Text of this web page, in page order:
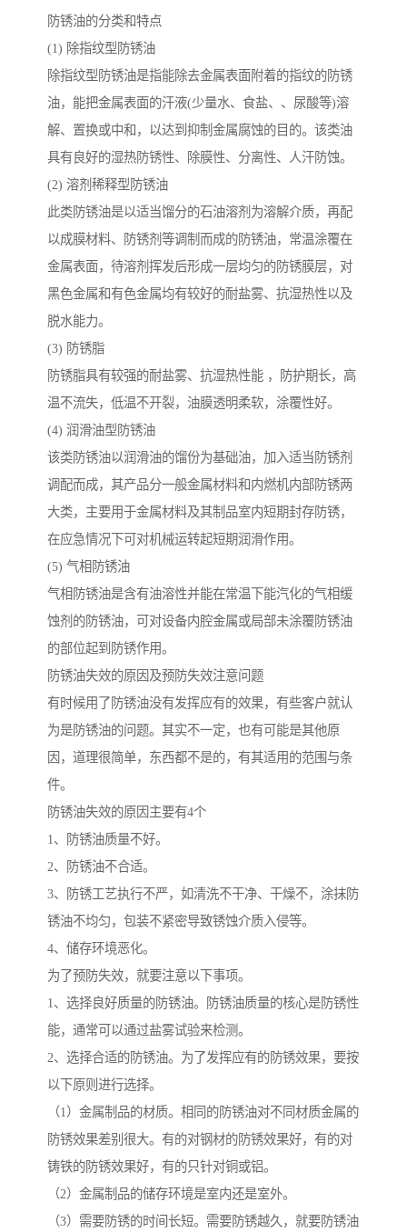
防锈油的分类和特点
(1) 除指纹型防锈油
除指纹型防锈油是指能除去金属表面附着的指纹的防锈
油，能把金属表面的汗液(少量水、食盐、、尿酸等)溶
解、置换或中和，以达到抑制金属腐蚀的目的。该类油
具有良好的湿热防锈性、除膜性、分离性、人汗防蚀。
(2) 溶剂稀释型防锈油
此类防锈油是以适当馏分的石油溶剂为溶解介质，再配
以成膜材料、防锈剂等调制而成的防锈油，常温涂覆在
金属表面，待溶剂挥发后形成一层均匀的防锈膜层，对
黑色金属和有色金属均有较好的耐盐雾、抗湿热性以及
脱水能力。
(3) 防锈脂
防锈脂具有较强的耐盐雾、抗湿热性能 ，防护期长，高
温不流失，低温不开裂，油膜透明柔软，涂覆性好。
(4) 润滑油型防锈油
该类防锈油以润滑油的馏份为基础油，加入适当防锈剂
调配而成，其产品分一般金属材料和内燃机内部防锈两
大类，主要用于金属材料及其制品室内短期封存防锈，
在应急情况下可对机械运转起短期润滑作用。
(5) 气相防锈油
气相防锈油是含有油溶性并能在常温下能汽化的气相缓
蚀剂的防锈油，可对设备内腔金属或局部未涂覆防锈油
的部位起到防锈作用。
防锈油失效的原因及预防失效注意问题
有时候用了防锈油没有发挥应有的效果，有些客户就认
为是防锈油的问题。其实不一定，也有可能是其他原
因，道理很简单，东西都不是的，有其适用的范围与条
件。
防锈油失效的原因主要有4个
1、防锈油质量不好。
2、防锈油不合适。
3、防锈工艺执行不严，如清洗不干净、干燥不，涂抹防
锈油不均匀，包装不紧密导致锈蚀介质入侵等。
4、储存环境恶化。
为了预防失效，就要注意以下事项。
1、选择良好质量的防锈油。防锈油质量的核心是防锈性
能，通常可以通过盐雾试验来检测。
2、选择合适的防锈油。为了发挥应有的防锈效果，要按
以下原则进行选择。
（1）金属制品的材质。相同的防锈油对不同材质金属的
防锈效果差别很大。有的对钢材的防锈效果好，有的对
铸铁的防锈效果好，有的只针对铜或铝。
（2）金属制品的储存环境是室内还是室外。
（3）需要防锈的时间长短。需要防锈越久，就要防锈油